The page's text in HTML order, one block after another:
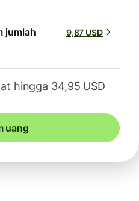
jumlah
9,87 USD
hingga 34,95 USD
uang